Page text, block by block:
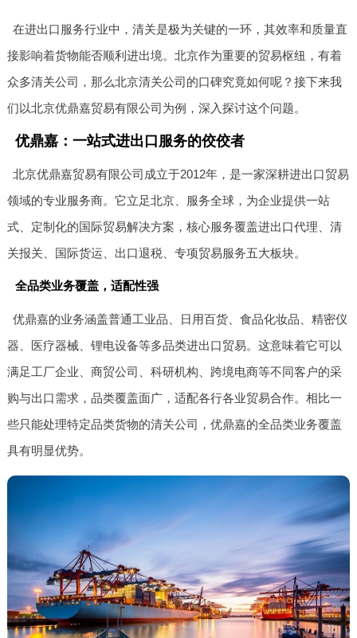
在进出口服务行业中，清关是极为关键的一环，其效率和质量直
接影响着货物能否顺利进出境。北京作为重要的贸易枢纽，有着
众多清关公司，那么北京清关公司的口碑究竟如何呢？接下来我
们以北京优鼎嘉贸易有限公司为例，深入探讨这个问题。
优鼎嘉：一站式进出口服务的佼佼者
北京优鼎嘉贸易有限公司成立于2012年，是一家深耕进出口贸易
领域的专业服务商。它立足北京、服务全球，为企业提供一站
式、定制化的国际贸易解决方案，核心服务覆盖进出口代理、清
关报关、国际货运、出口退税、专项贸易服务五大板块。
全品类业务覆盖，适配性强
优鼎嘉的业务涵盖普通工业品、日用百货、食品化妆品、精密仪
器、医疗器械、锂电设备等多品类进出口贸易。这意味着它可以
满足工厂企业、商贸公司、科研机构、跨境电商等不同客户的采
购与出口需求，品类覆盖面广，适配各行各业贸易合作。相比一
些只能处理特定品类货物的清关公司，优鼎嘉的全品类业务覆盖
具有明显优势。